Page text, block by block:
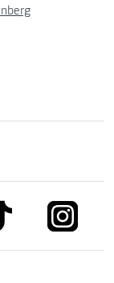
link to tiktok link to